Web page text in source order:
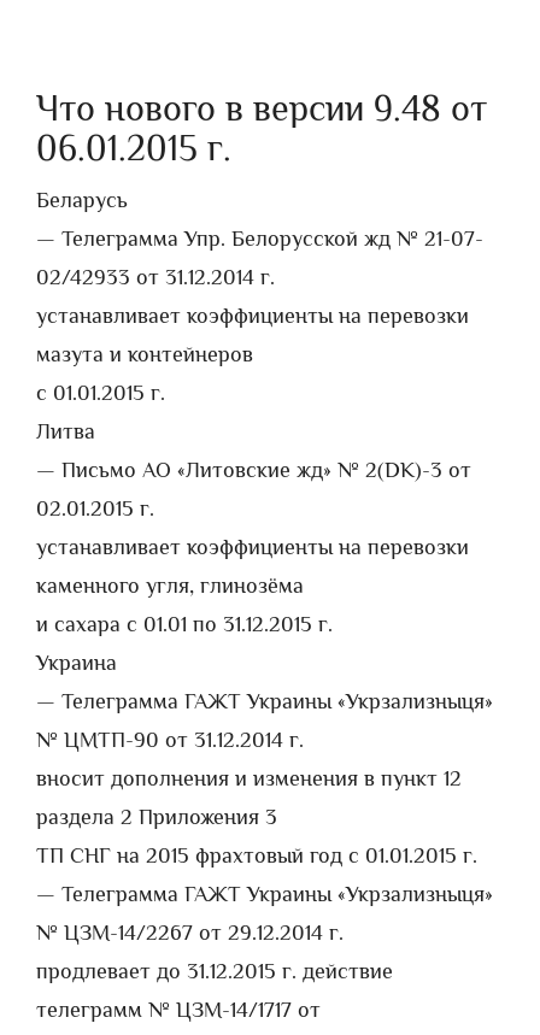
Что нового в версии 9.48 от
06.01.2015 г.
Беларусь
— Телеграмма Упр. Белорусской жд № 21-07-
02/42933 от 31.12.2014 г.
устанавливает коэффициенты на перевозки
мазута и контейнеров
с 01.01.2015 г.
Литва
— Письмо АО «Литовские жд» № 2(DK)-3 от
02.01.2015 г.
устанавливает коэффициенты на перевозки
каменного угля, глинозёма
и сахара с 01.01 по 31.12.2015 г.
Украина
— Телеграмма ГАЖТ Украины «Укрзализныця»
№ ЦМТП-90 от 31.12.2014 г.
вносит дополнения и изменения в пункт 12
раздела 2 Приложения 3
ТП СНГ на 2015 фрахтовый год c 01.01.2015 г.
— Телеграмма ГАЖТ Украины «Укрзализныця»
№ ЦЗМ-14/2267 от 29.12.2014 г.
продлевает до 31.12.2015 г. действие
телеграмм № ЦЗМ-14/1717 от